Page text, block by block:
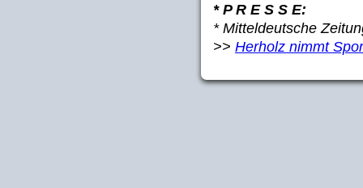
* P R E S S E:
* Mitteldeutsche
>> Herholz nimmt